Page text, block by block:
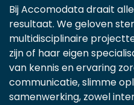
Bij Accomodata draait
resultaat. We geloven
multidisciplinaire
zijn of haar eigen
van kennis en ervaring
communicatie, slimme
samenwerking, zowel